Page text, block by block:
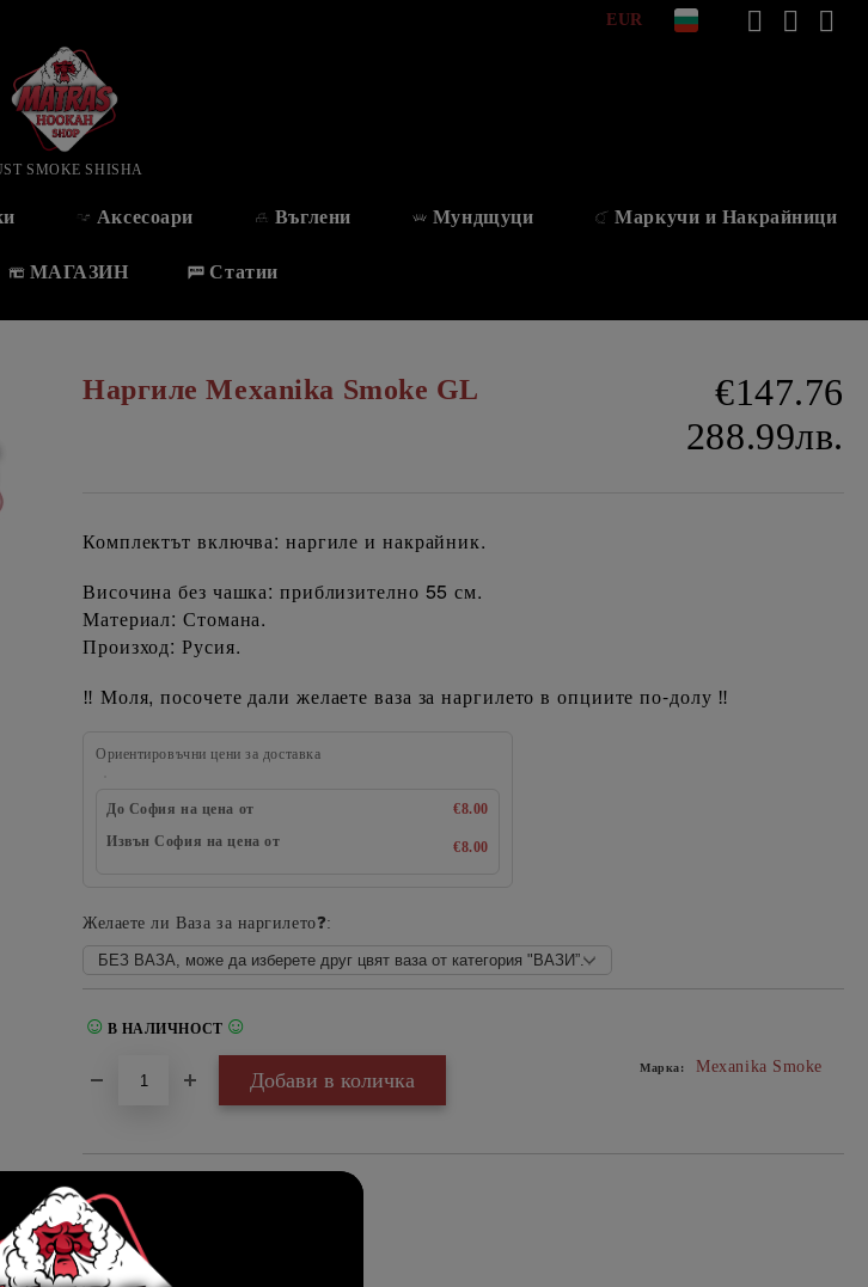
EUR
SMOKE SHISHA
Аксесоари Въглени Мундщуци Маркучи и Накрайници
МАГАЗИН Статии
Наргиле Mexanika Smoke GL
€147.76
288.99лв.
Комплектът включва: наргиле и накрайник.
Височина без чашка: приблизително 55 см.
Материал: Стомана.
Произход: Русия.
‼️ Моля, посочете дали желаете ваза за наргилето в опциите по-долу ‼️
Ориентировъчни цени за доставка
До София на цена от
€8.00
Извън София на цена от
€8.00
Желаете ли Ваза за наргилето❓:
☺ В НАЛИЧНОСТ ☺
Марка: Mexanika Smoke
Купи на изплащане
Credit calculator
Наргиле Mexanika Smoke GL
Please select credit institution